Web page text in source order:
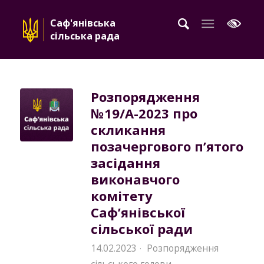
Саф'янівська
сільська рада
Розпорядження
№19/A-2023 про
скликання
позачергового п’ятого
засідання
виконавчого
комітету
Саф’янівської
сільської ради
14.02.2023 · Розпорядження